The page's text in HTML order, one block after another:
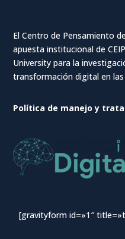
El Centro de Pensamiento
apuesta institucional de
University para la
transformación digital en
Política de manejo y
[gravityform id=»1″